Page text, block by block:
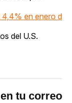
4,4% en enero d
del U.S.
tu correo